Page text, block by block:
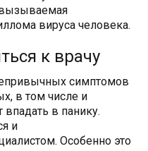
вызываемая
вируса человека.
к врачу
симптомов
в том числе и
впадать в панику.
и
Особенно это